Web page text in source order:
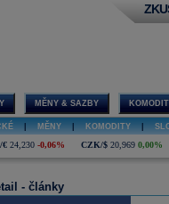
MĚNY & SAZBY
MĚNY KOMODITY
€ 24,230 -0,06% CZK/$ 20,969 0,00%
- články